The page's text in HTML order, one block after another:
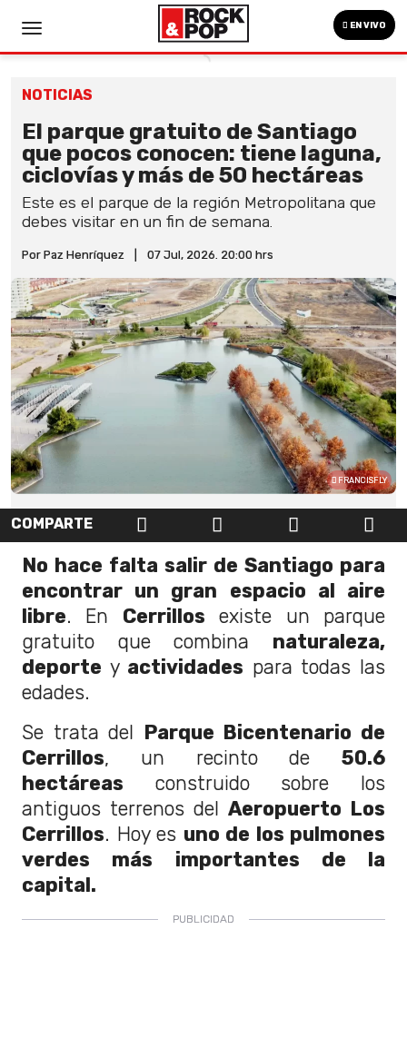
EN VIVO
NOTICIAS
El parque gratuito de Santiago
que pocos conocen: tiene laguna,
ciclovías y más de 50 hectáreas
Este es el parque de la región Metropolitana que
debes visitar en un fin de semana.
Por Paz Henríquez 07 Jul, 2026. 20:00 hrs
FRANCISFLY
COMPARTE
No hace falta salir de Santiago para
encontrar un gran espacio al aire
libre. En Cerrillos existe un parque
gratuito que combina naturaleza,
deporte y actividades para todas las
edades.
Se trata del Parque Bicentenario de
Cerrillos, un recinto de 50.6
hectáreas construido sobre los
antiguos terrenos del Aeropuerto Los
Cerrillos. Hoy es uno de los pulmones
verdes más importantes de la
capital.